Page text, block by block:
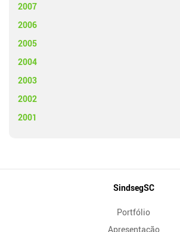
2007
2006
2005
2004
2003
2002
2001
SindsegSC
Portfólio
Apresentação